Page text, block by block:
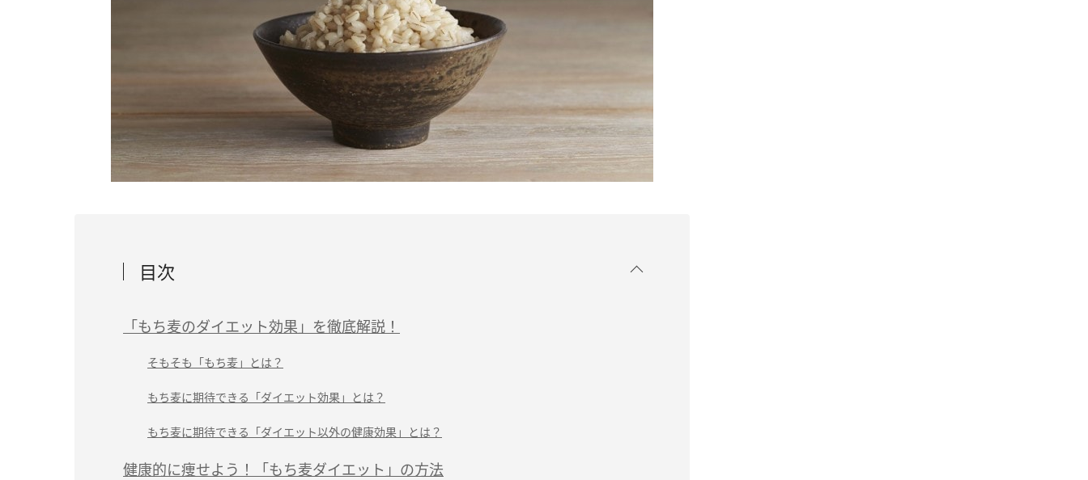
目次
「もち麦のダイエット効果」を徹底解説！
そもそも「もち麦」とは？
もち麦に期待できる「ダイエット効果」とは？
もち麦に期待できる「ダイエット以外の健康効果」とは？
健康的に痩せよう！「もち麦ダイエット」の方法